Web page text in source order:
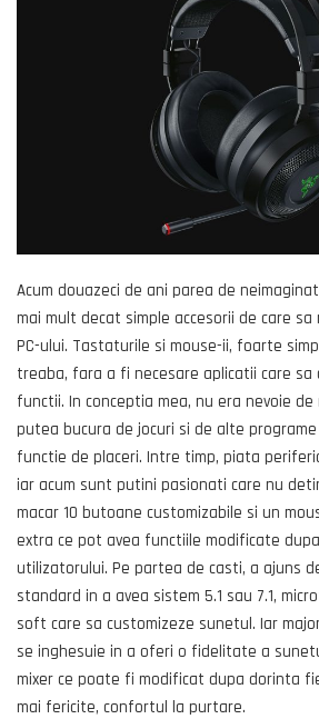
Acum douazeci de ani parea de
mai mult decat simple accesorii de care
PC-ului. Tastaturile si mouse-ii, foarte
treaba, fara a fi necesare aplicatii care sa
functii. In conceptia mea, nu era nevoie
putea bucura de jocuri si de alte
functie de placeri. Intre timp, piata
iar acum sunt putini pasionati care nu
macar 10 butoane customizabile si un
extra ce pot avea functiile modificate
utilizatorului. Pe partea de casti, a ajuns
standard in a avea sistem 5.1 sau 7.1,
soft care sa customizeze sunetul. Iar
se inghesuie in a oferi o fidelitate a
mixer ce poate fi modificat dupa dorinta
mai fericite, confortul la purtare.